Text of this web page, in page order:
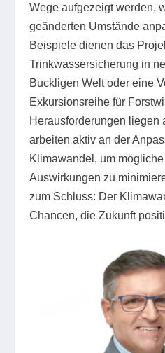
Wege aufgezeigt werden,
geänderten Umstände
Beispiele dienen das
Trinkwassersicherung in
Buckligen Welt oder eine
Exkursionsreihe für
Herausforderungen liegen
arbeiten aktiv an der
Klimawandel, um
Auswirkungen zu
zum Schluss: Der
Chancen, die Zukunft